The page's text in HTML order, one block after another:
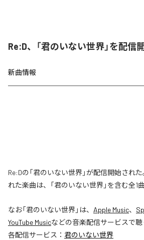
Re:D、「君のいない世界」を配信
新曲情報
Re:Dの「君のいない世界」が配信開始され
れた楽曲は、「君のいない世界」を含む全1
なお「君のいない世界」は、 Apple Music、
YouTube Musicなどの音楽配信サービスで聴
各配信サービス： 君のいない世界